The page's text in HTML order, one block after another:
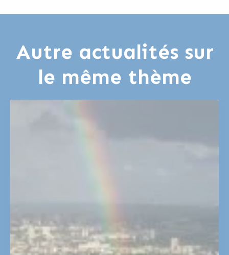
Autre actualités sur
le même thème